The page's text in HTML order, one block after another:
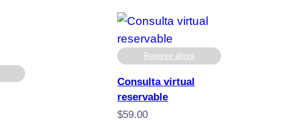
hasta
Reserve ahora
Consulta virtual
reservable
$59.00